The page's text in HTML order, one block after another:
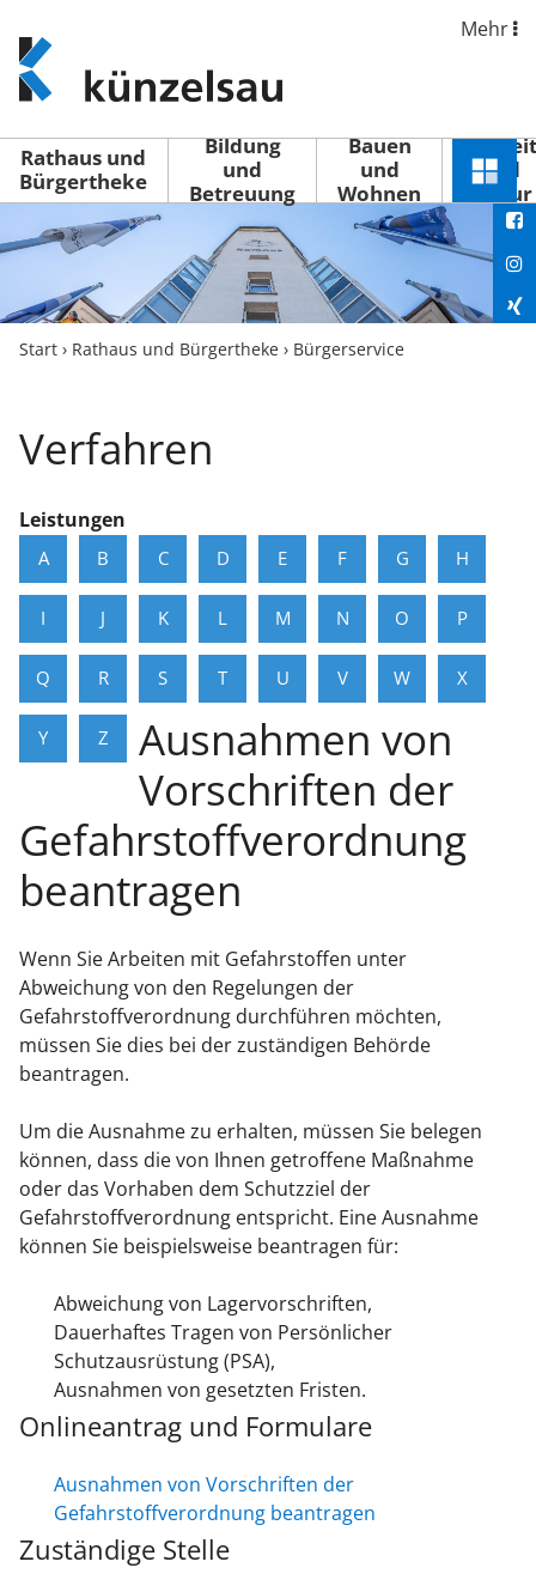
www.kuenzelsau.de
(zur
Startseite)
Mehr
Rathaus und
Bürgertheke
Bildung
und
Betreuung
Bauen
und
Wohnen
Freizeit
und
Kultur
Menü
Start › Rathaus und Bürgertheke › Bürgerservice
Verfahren
Leistungen
A B C D E F G H
I J K L M N O P
Q R S T U V W X
Y Z
Ausnahmen von
Vorschriften der
Gefahrstoffverordnung
beantragen
Wenn Sie Arbeiten mit Gefahrstoffen unter
Abweichung von den Regelungen der
Gefahrstoffverordnung durchführen möchten,
müssen Sie dies bei der zuständigen Behörde
beantragen.
Um die Ausnahme zu erhalten, müssen Sie belegen
können, dass die von Ihnen getroffene Maßnahme
oder das Vorhaben dem Schutzziel der
Gefahrstoffverordnung entspricht. Eine Ausnahme
können Sie beispielsweise beantragen für:
Abweichung von Lagervorschriften,
Dauerhaftes Tragen von Persönlicher
Schutzausrüstung (PSA),
Ausnahmen von gesetzten Fristen.
Onlineantrag und Formulare
Ausnahmen von Vorschriften der
Gefahrstoffverordnung beantragen
Zuständige Stelle